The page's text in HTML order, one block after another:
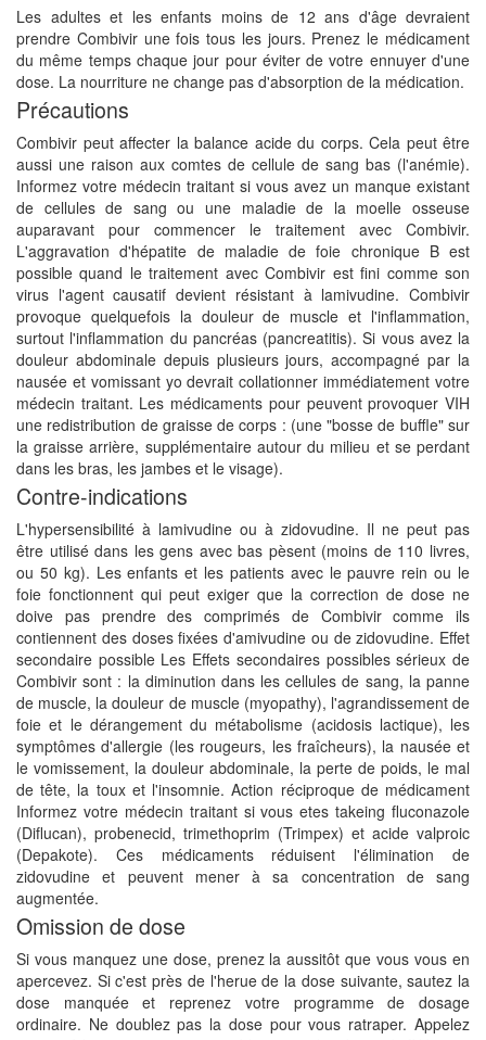
Les adultes et les enfants moins de 12 ans d'âge devraient
prendre Combivir une fois tous les jours. Prenez le médicament
du même temps chaque jour pour éviter de votre ennuyer d'une
dose. La nourriture ne change pas d'absorption de la médication.
Précautions
Combivir peut affecter la balance acide du corps. Cela peut être
aussi une raison aux comtes de cellule de sang bas (l'anémie).
Informez votre médecin traitant si vous avez un manque existant
de cellules de sang ou une maladie de la moelle osseuse
auparavant pour commencer le traitement avec Combivir.
L'aggravation d'hépatite de maladie de foie chronique B est
possible quand le traitement avec Combivir est fini comme son
virus l'agent causatif devient résistant à lamivudine. Combivir
provoque quelquefois la douleur de muscle et l'inflammation,
surtout l'inflammation du pancréas (pancreatitis). Si vous avez la
douleur abdominale depuis plusieurs jours, accompagné par la
nausée et vomissant yo devrait collationner immédiatement votre
médecin traitant. Les médicaments pour peuvent provoquer VIH
une redistribution de graisse de corps : (une "bosse de buffle" sur
la graisse arrière, supplémentaire autour du milieu et se perdant
dans les bras, les jambes et le visage).
Contre-indications
L'hypersensibilité à lamivudine ou à zidovudine. Il ne peut pas
être utilisé dans les gens avec bas pèsent (moins de 110 livres,
ou 50 kg). Les enfants et les patients avec le pauvre rein ou le
foie fonctionnent qui peut exiger que la correction de dose ne
doive pas prendre des comprimés de Combivir comme ils
contiennent des doses fixées d'amivudine ou de zidovudine. Effet
secondaire possible Les Effets secondaires possibles sérieux de
Combivir sont : la diminution dans les cellules de sang, la panne
de muscle, la douleur de muscle (myopathy), l'agrandissement de
foie et le dérangement du métabolisme (acidosis lactique), les
symptômes d'allergie (les rougeurs, les fraîcheurs), la nausée et
le vomissement, la douleur abdominale, la perte de poids, le mal
de tête, la toux et l'insomnie. Action réciproque de médicament
Informez votre médecin traitant si vous etes takeing fluconazole
(Diflucan), probenecid, trimethoprim (Trimpex) et acide valproic
(Depakote). Ces médicaments réduisent l'élimination de
zidovudine et peuvent mener à sa concentration de sang
augmentée.
Omission de dose
Si vous manquez une dose, prenez la aussitôt que vous vous en
apercevez. Si c'est près de l'herue de la dose suivante, sautez la
dose manquée et reprenez votre programme de dosage
ordinaire. Ne doublez pas la dose pour vous ratraper. Appelez